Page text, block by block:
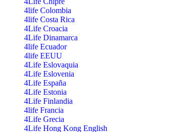
4life Colombia
4life Costa Rica
4Life Croacia
4Life Dinamarca
4life Ecuador
4life EEUU
4Life Eslovaquia
4Life Eslovenia
4Life España
4Life Estonia
4Life Finlandia
4life Francia
4Life Grecia
4Life Hong Kong English